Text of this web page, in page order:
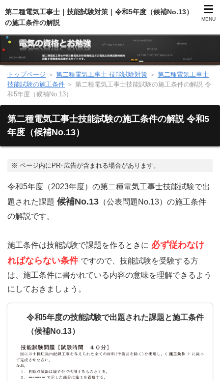
第二種電気工事士｜技能試験対策｜令和5年度（候補No.13）
の施工条件の解説
MENU
第二種電気工事士（総合）
第二種電気工事士（技能試験）
電気のお勉強
電気数学のお勉強
トップページ ＞ 第二種電気工事士 技能試験対策 ＞ 第二種電気工事士
技能試験の施工条件 ＞ 第二種電気工事士技能試験の施工条件の解説 令
和5年度（候補No.13）
第二種電気工事士技能試験の施工条件の解説 令和5
年度（候補No.13）
※ ページ内にPR･広告が含まれる場合があります。
令和5年度（2023年度）の第二種電気工事士技能試験で出
題された課題 候補No.13 （公表問題No.13）の施工条件
の解説です。
施工条件は技能試験で課題を作るときに 必ず従わなけ
ればならない条件 ですので、技能試験を受験する方
は、施工条件に書かれている内容の意味を理解できるよう
にしておきましょう。
令和5年度の技能試験で出題された課題と施工条件
（候補No.13）